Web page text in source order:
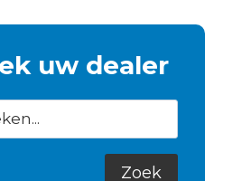
uw dealer